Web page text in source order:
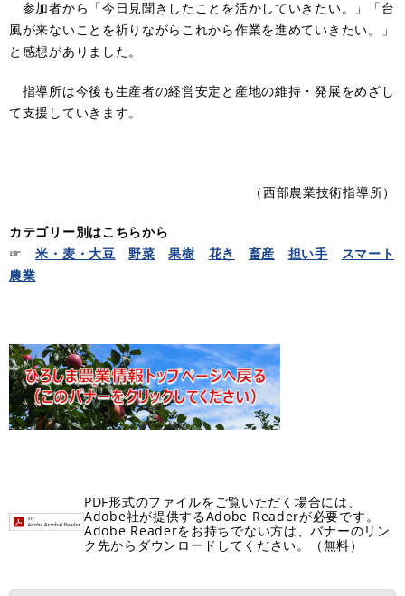
参加者から「今日見聞きしたことを活かしていきたい。」「台
風が来ないことを祈りながらこれから作業を進めていきたい。」
と感想がありました。
指導所は今後も生産者の経営安定と産地の維持・発展をめざし
て支援していきます。
（西部農業技術指導所）
カテゴリー別はこちらから
☞米・麦・大豆 野菜 果樹 花き 畜産 担い手
スマート
農業
PDF形式のファイルをご覧いただく場合には、
Adobe社が提供するAdobe Readerが必要です。
Adobe Readerをお持ちでない方は、バナーのリン
ク先からダウンロードしてください。（無料）